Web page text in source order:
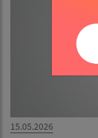
15.05.2026